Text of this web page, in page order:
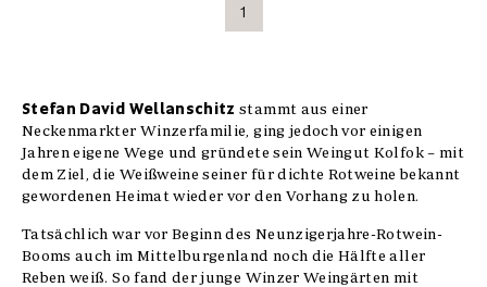
1
Stefan David Wellanschitz stammt aus einer
Neckenmarkter Winzerfamilie, ging jedoch vor einigen
Jahren eigene Wege und gründete sein Weingut Kolfok – mit
dem Ziel, die Weißweine seiner für dichte Rotweine bekannt
gewordenen Heimat wieder vor den Vorhang zu holen.
Tatsächlich war vor Beginn des Neunzigerjahre-Rotwein-
Booms auch im Mittelburgenland noch die Hälfte aller
Reben weiß. So fand der junge Winzer Weingärten mit